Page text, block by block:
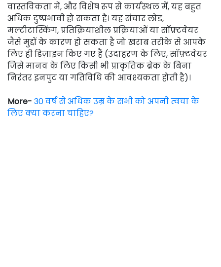
वास्तविकता में, और विशेष रूप से कार्यस्थल में, यह बहुत
अधिक दुष्प्रभावी हो सकता है। यह संचार लोड,
मल्टीटास्किंग, प्रतिक्रियाशील प्रक्रियाओं या सॉफ़्टवेयर
जैसे मुद्दों के कारण हो सकता है जो खराब तरीके से आपके
लिए ही डिज़ाइन किए गए हैं (उदाहरण के लिए, सॉफ़्टवेयर
जिसे मानव के लिए किसी भी प्राकृतिक ब्रेक के बिना
निरंतर इनपुट या गतिविधि की आवश्यकता होती है)।
More- 30 वर्ष से अधिक उम्र के सभी को अपनी त्वचा के
लिए क्या करना चाहिए?